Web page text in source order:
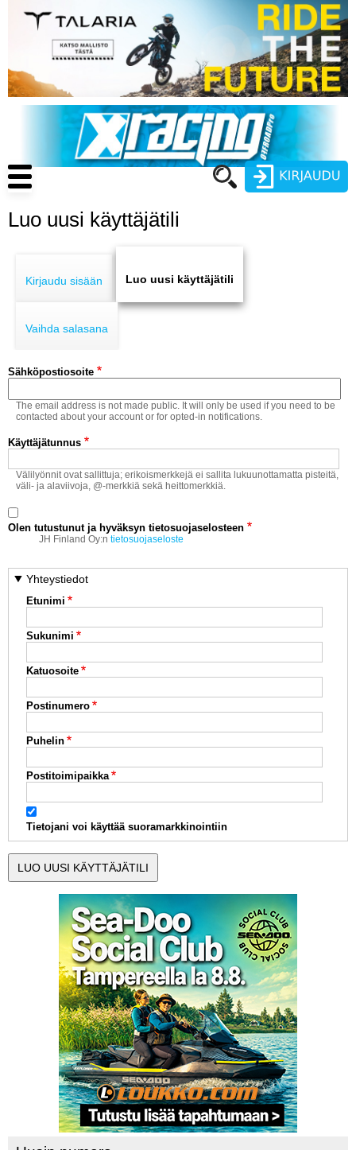
pääsisältöön
Käyttäjätunnus
Main
navigation
ENDURO
MOTOCROSS
MUUT LAJIT
YLEISTÄ ALALTA
LUE DIGILEHDET
ASIAKASPALVELU JA
MEDIATIEDOT
YHTEYSTIEDOT
Luo uusi käyttäjätili
tabs
Kirjaudu sisään Luo uusi käyttäjätili
Vaihda salasana
Sähköpostiosoite
The email address is not made public. It will only be used if you need to be
contacted about your account or for opted-in notifications.
Käyttäjätunnus
Välilyönnit ovat sallittuja; erikoismerkkejä ei sallita lukuunottamatta pisteitä,
väli- ja alaviivoja, @-merkkiä sekä heittomerkkiä.
Olen tutustunut ja hyväksyn tietosuojaselosteen
JH Finland Oy:ntietosuojaseloste
Yhteystiedot
Etunimi
Sukunimi
Katuosoite
Postinumero
Puhelin
Postitoimipaikka
Tietojani voi käyttää suoramarkkinointiin